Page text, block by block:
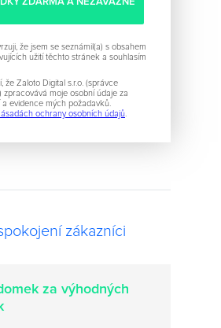
že jsem se seznámil(a) s obsahem
užití těchto stránek a souhlasím
že Zaloto Digital s.r.o. (správce
zpracovává moje osobní údaje za
a evidence mých požadavků.
ochrany osobních údajů.
zákazníci
za výhodných